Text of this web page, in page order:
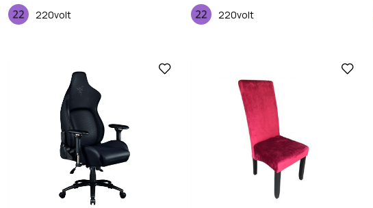
220volt 220volt